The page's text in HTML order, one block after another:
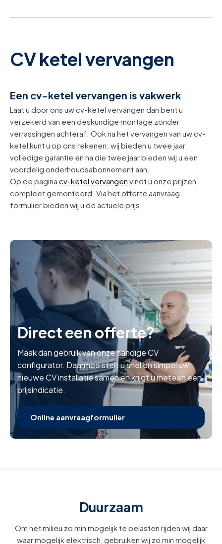
CV ketel vervangen
Een cv-ketel vervangen is vakwerk
Laat u door ons uw cv-ketel vervangen dan bent u
verzekerd van een deskundige montage zonder
verrassingen achteraf. Ook na het vervangen van uw cv-
ketel kunt u op ons rekenen: wij bieden u twee jaar
volledige garantie en na die twee jaar bieden wij u een
voordelig onderhoudsabonnement aan.
Op de pagina cv-ketel vervangen vindt u onze prijzen
compleet gemonteerd. Via het offerte aanvraag
formulier bieden wij u de actuele prijs.
Direct een offerte?
Maak dan gebruik van onze handige CV
configurator. Daarmee stelt u snel en simpel uw
nieuwe CV installatie samen en krijgt u meteen een
prijsindicatie.
Online aanvraagformulier
Duurzaam
Om het milieu zo min mogelijk te belasten rijden wij daar
waar mogelijk elektrisch, gebruiken wij zo min mogelijk